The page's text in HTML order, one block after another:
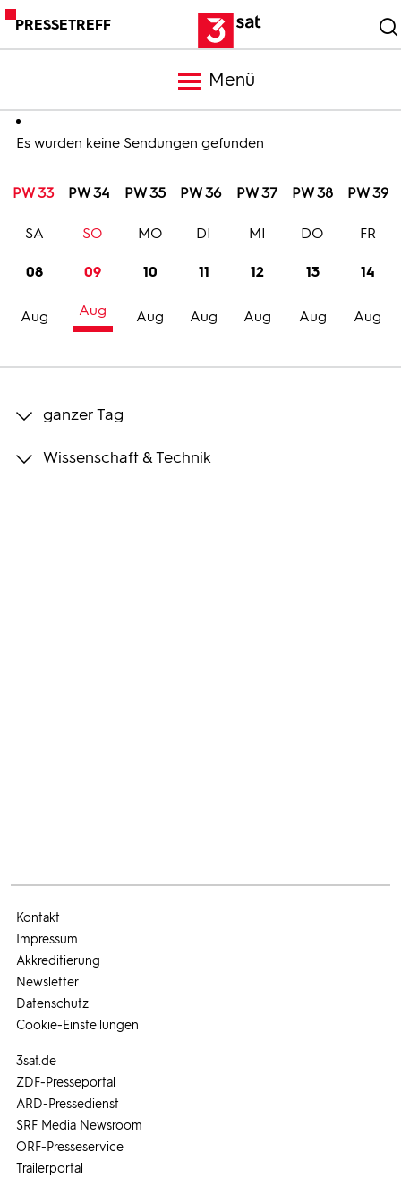
PRESSETREFF
Menü
Meldungen
Programm
Trailer
Bilder
Es wurden keine Sendungen gefunden
PW 33 PW 34 PW 35 PW 36 PW 37 PW 38 PW 39
08
Aug
SA
09
Aug
SO
10
Aug
MO
11
Aug
DI
12
Aug
MI
13
Aug
DO
14
Aug
FR
ganzer Tag
Wissenschaft & Technik
3sat.de
ZDF-Presseportal
ARD-Pressedienst
SRF Media Newsroom
ORF-Presseservice
Trailerportal
Kontakt
Impressum
Akkreditierung
Newsletter
Datenschutz
Cookie-Einstellungen